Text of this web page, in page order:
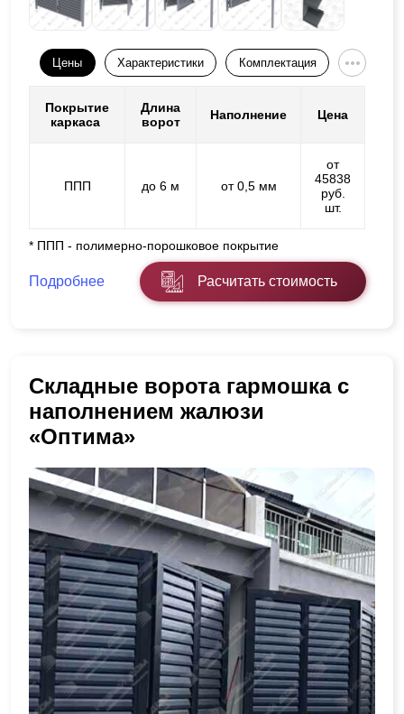
Цены Характеристики Комплектация
Покрытие
каркаса
Длина
ворот
Наполнение Цена
ППП до 6 м от 0,5 мм
от
45838
руб.
шт.
* ППП - полимерно-порошковое покрытие
Подробнее Расчитать стоимость
Складные ворота гармошка с
наполнением жалюзи
«Оптима»